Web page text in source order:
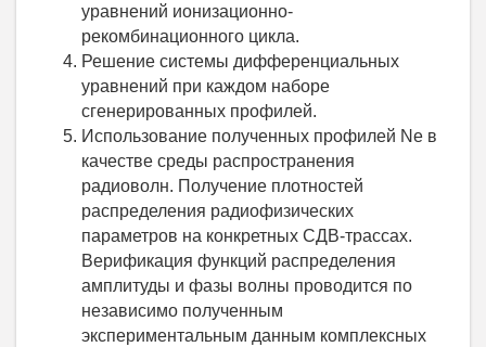
уравнений ионизационно-
рекомбинационного цикла.
Решение системы дифференциальных
уравнений при каждом наборе
сгенерированных профилей.
Использование полученных профилей Ne в
качестве среды распространения
радиоволн. Получение плотностей
распределения радиофизических
параметров на конкретных СДВ-трассах.
Верификация функций распределения
амплитуды и фазы волны проводится по
независимо полученным
экспериментальным данным комплексных